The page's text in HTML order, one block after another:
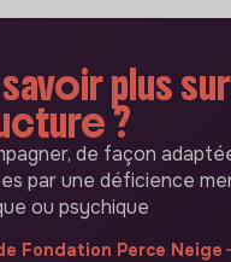
plus sur
?
de façon
par une déficience
ou psychique
Fondation Perce Neige